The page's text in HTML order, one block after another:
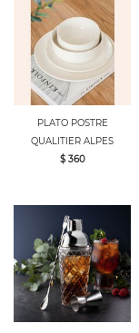
PLATO POSTRE
QUALITIER ALPES
$ 360